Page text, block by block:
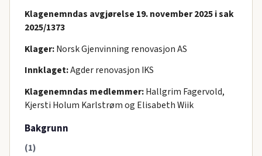
Klagenemndas avgjørelse 19. november 2025 i sak
2025/1373
Klager:Norsk Gjenvinning renovasjon AS
Innklaget:Agder renovasjon IKS
Klagenemndas medlemmer:Hallgrim Fagervold,
Kjersti Holum Karlstrøm og Elisabeth Wiik
Bakgrunn
(1)